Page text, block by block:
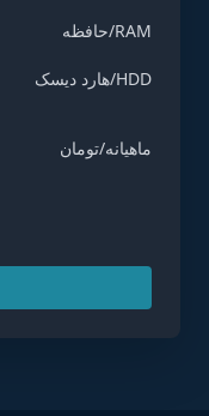
RAM/حافظه
HDD/هارد دیسک
ماهیانه/تومان